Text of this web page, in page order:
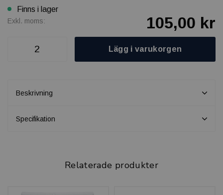
Finns i lager
Exkl. moms: 105,00 kr
Lägg i varukorgen
Beskrivning
Specifikation
Relaterade produkter